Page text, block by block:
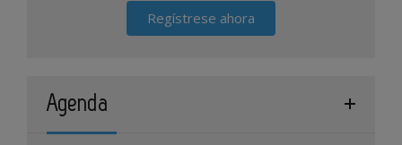
Regístrese ahora
Agenda